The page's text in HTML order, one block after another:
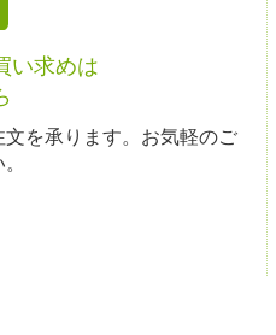
い求めは
を承ります。お気軽のご